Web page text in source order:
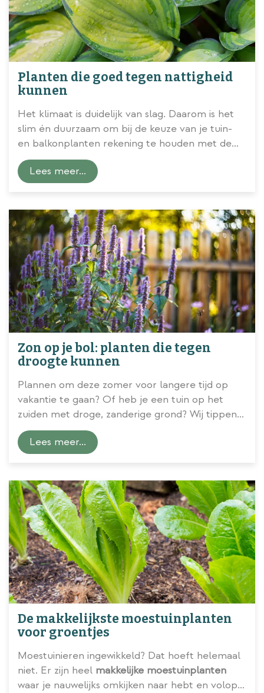
Planten die goed tegen nattigheid
kunnen
Het klimaat is duidelijk van slag. Daarom is het
slim én duurzaam om bij de keuze van je tuin-
en balkonplanten rekening te houden met de
omstandigheden waarin ze het best gedijen.
Willen ze zon en droge grond of juist meer
Lees meer...
Zon op je bol: planten die tegen
droogte kunnen
Plannen om deze zomer voor langere tijd op
vakantie te gaan? Of heb je een tuin op het
zuiden met droge, zanderige grond? Wij tippen
planten die tegen
droge) omstandigheden kunnen!
Lees meer...
De makkelijkste moestuinplanten
voor groentjes
Moestuinieren ingewikkeld? Dat hoeft helemaal
niet. Er zijn heel makkelijke moestuinplanten
waar je nauwelijks omkijken naar hebt en volop